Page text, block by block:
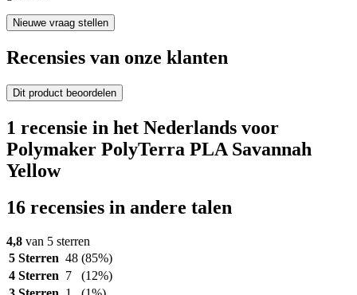
Nieuwe vraag stellen
Recensies van onze klanten
Dit product beoordelen
1 recensie in het Nederlands voor
Polymaker PolyTerra PLA Savannah
Yellow
16 recensies in andere talen
4,8 van 5 sterren
5 Sterren 48 (85%)
4 Sterren 7
(12%)